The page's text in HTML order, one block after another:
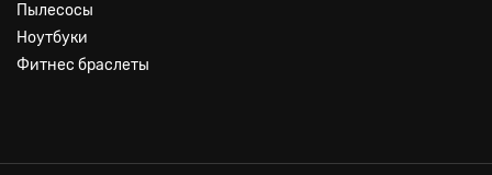
Пылесосы
Ноутбуки
Фитнес браслеты